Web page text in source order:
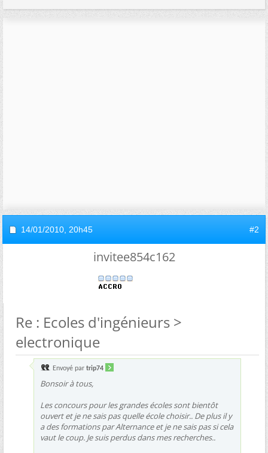
14/01/2010, 20h45 #2
invitee854c162
Re : Ecoles d'ingénieurs >
electronique
Envoyé par trip74
Bonsoir à tous,
Les concours pour les grandes écoles sont bientôt
ouvert et je ne sais pas quelle école choisir.. De plus il y
a des formations par Alternance et je ne sais pas si cela
vaut le coup. Je suis perdus dans mes recherches..